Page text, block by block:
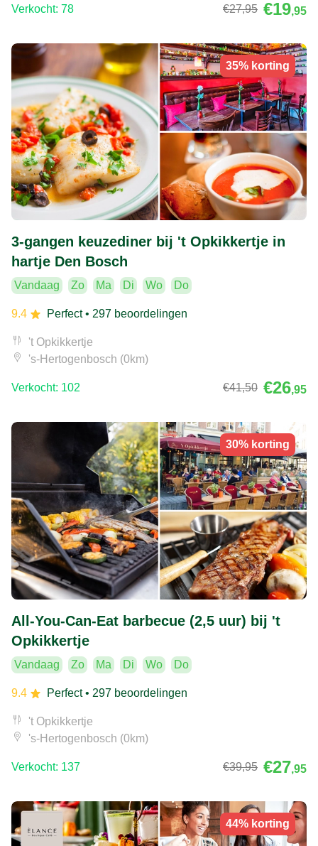
Verkocht: 78 €27,95 €19,95
35% korting
3-gangen keuzediner bij 't Opkikkertje in
hartje Den Bosch
Vandaag Zo Ma Di Wo Do
9.4 Perfect• 297 beoordelingen
't Opkikkertje
's-Hertogenbosch (0km)
Verkocht: 102 €41,50 €26,95
30% korting
All-You-Can-Eat barbecue (2,5 uur) bij 't
Opkikkertje
Vandaag Zo Ma Di Wo Do
9.4 Perfect• 297 beoordelingen
't Opkikkertje
's-Hertogenbosch (0km)
Verkocht: 137 €39,95 €27,95
44% korting